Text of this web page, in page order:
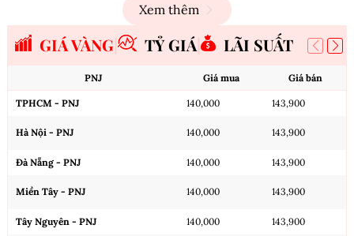
Xem thêm
GIÁ VÀNG TỶ GIÁ LÃI SUẤT
PNJ Giá mua Giá bán
TPHCM - PNJ 140,000 143,900
Hà Nội - PNJ 140,000 143,900
Đà Nẵng - PNJ 140,000 143,900
Miền Tây - PNJ 140,000 143,900
Tây Nguyên - PNJ 140,000 143,900